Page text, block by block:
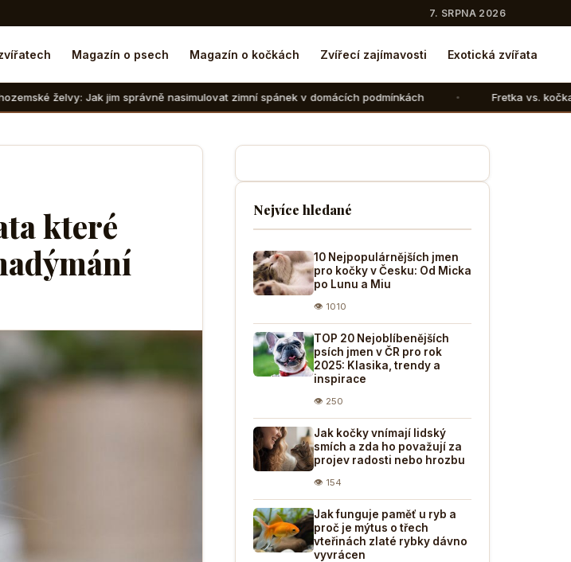
7. SRPNA 2026
Magazín o psech Magazín o kočkách Zvířecí zajímavosti Exotická zvířata
jim správně nasimulovat zimní spánek v domácích podmínkách Fretka vs. kočka: V čem se liší
které
Nejvíce hledané
10 Nejpopulárnějších jmen
pro kočky v Česku: Od Micka
po Lunu a Miu
👁 1010
TOP 20 Nejoblíbenějších
psích jmen v ČR pro rok
2025: Klasika, trendy a
inspirace
👁 250
Jak kočky vnímají lidský
smích a zda ho považují za
projev radosti nebo hrozbu
👁 154
Jak funguje paměť u ryb a
proč je mýtus o třech
vteřinách zlaté rybky dávno
vyvrácen